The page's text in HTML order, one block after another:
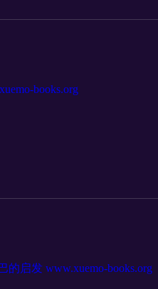
books.org
的启发 www.xuemo-books.org